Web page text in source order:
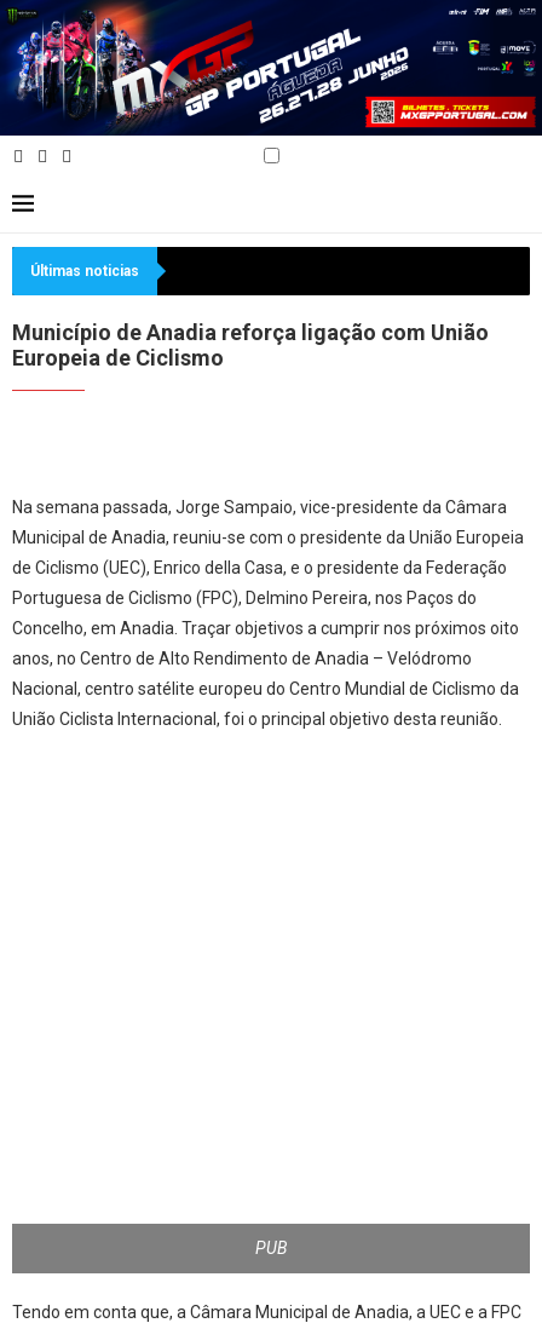
Últimas noticias
Município de Anadia reforça ligação com União
Europeia de Ciclismo
Na semana passada, Jorge Sampaio, vice-presidente da Câmara
Municipal de Anadia, reuniu-se com o presidente da União Europeia
de Ciclismo (UEC), Enrico della Casa, e o presidente da Federação
Portuguesa de Ciclismo (FPC), Delmino Pereira, nos Paços do
Concelho, em Anadia. Traçar objetivos a cumprir nos próximos oito
anos, no Centro de Alto Rendimento de Anadia – Velódromo
Nacional, centro satélite europeu do Centro Mundial de Ciclismo da
União Ciclista Internacional, foi o principal objetivo desta reunião.
PUB
Tendo em conta que, a Câmara Municipal de Anadia, a UEC e a FPC